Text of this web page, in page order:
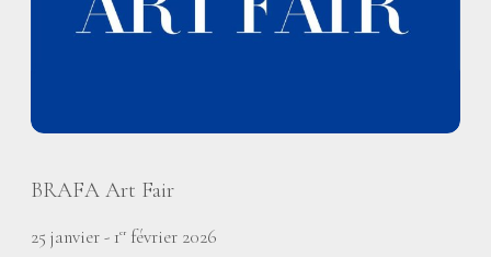
BRAFA Art Fair
25 janvier - 1er février 2026